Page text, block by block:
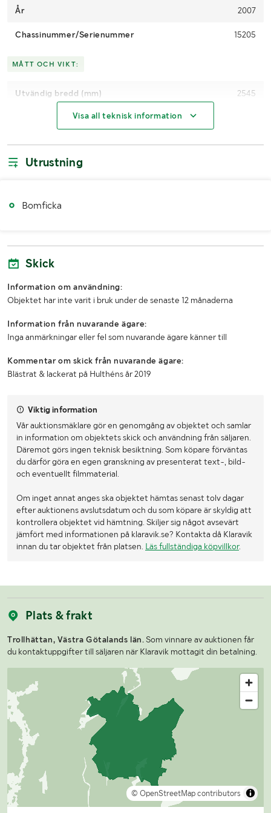
År 2007
Chassinummer/Serienummer 15205
MÅTT OCH VIKT:
Utvändig bredd (mm) 2545
Invändig längd: 650cm
Visa all teknisk information
Utrustning
Bomficka
Skick
Information om användning:
Objektet har inte varit i bruk under de senaste 12 månaderna
Information från nuvarande ägare:
Inga anmärkningar eller fel som nuvarande ägare känner till
Kommentar om skick från nuvarande ägare:
Blästrat & lackerat på Hulthéns år 2019
Viktig information
Vår auktionsmäklare gör en genomgång av objektet och samlar
in information om objektets skick och användning från säljaren.
Däremot görs ingen teknisk besiktning. Som köpare förväntas
du därför göra en egen granskning av presenterat text-, bild-
och eventuellt filmmaterial.
Om inget annat anges ska objektet hämtas senast tolv dagar
efter auktionens avslutsdatum och du som köpare är skyldig att
kontrollera objektet vid hämtning. Skiljer sig något avsevärt
jämfört med informationen på klaravik.se? Kontakta då Klaravik
innan du tar objektet från platsen. Läs fullständiga köpvillkor.
Plats & frakt
Trollhättan, Västra Götalands län. Som vinnare av auktionen får
du kontaktuppgifter till säljaren när Klaravik mottagit din betalning.
© OpenStreetMap contributors